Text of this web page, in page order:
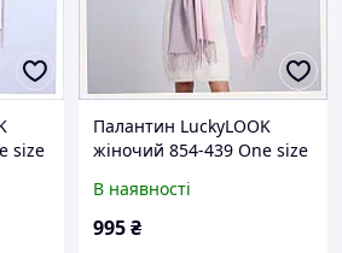
size
Палантин LuckyLOOK
жіночий 854-439 One size
В наявності
995₴